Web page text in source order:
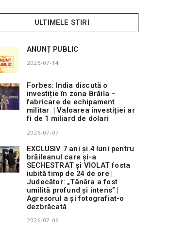
ULTIMELE STIRI
ANUNȚ PUBLIC
2026-07-14
Forbes: India discută o
investiție în zona Brăila –
fabricare de echipament
militar | Valoarea investiției ar
fi de 1 miliard de dolari
2026-07-07
EXCLUSIV 7 ani și 4 luni pentru
brăileanul care și-a
SECHESTRAT și VIOLAT fosta
iubită timp de 24 de ore |
Judecător: „Tânăra a fost
umilită profund și intens” |
Agresorul a și fotografiat-o
dezbrăcată
2026-07-06